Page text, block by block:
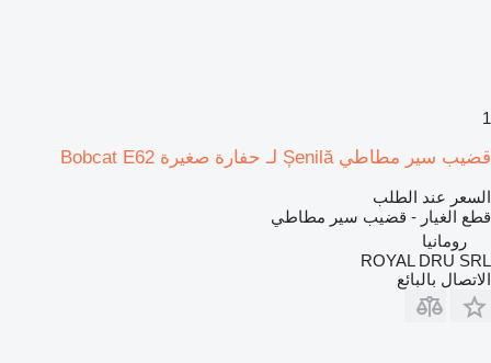
1
قضيب سير مطاطي Șenilă لـ حفارة صغيرة Bobcat E62
السعر عند الطلب
قطع الغيار - قضيب سير مطاطي
رومانيا
ROYAL DRU SRL
الاتصال بالبائع